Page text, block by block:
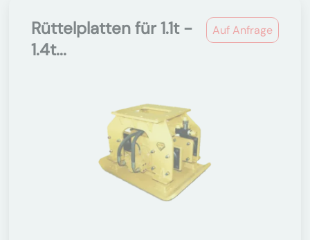
Auf Anfrage
Rüttelplatten für 1.1t -
1.4t...